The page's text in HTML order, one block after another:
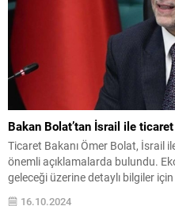
Bakan Bolat’tan İsrail ile ticaret
Ticaret Bakanı Ömer Bolat, İsrail
önemli açıklamalarda bulundu.
geleceği üzerine detaylı bilgiler
16.10.2024